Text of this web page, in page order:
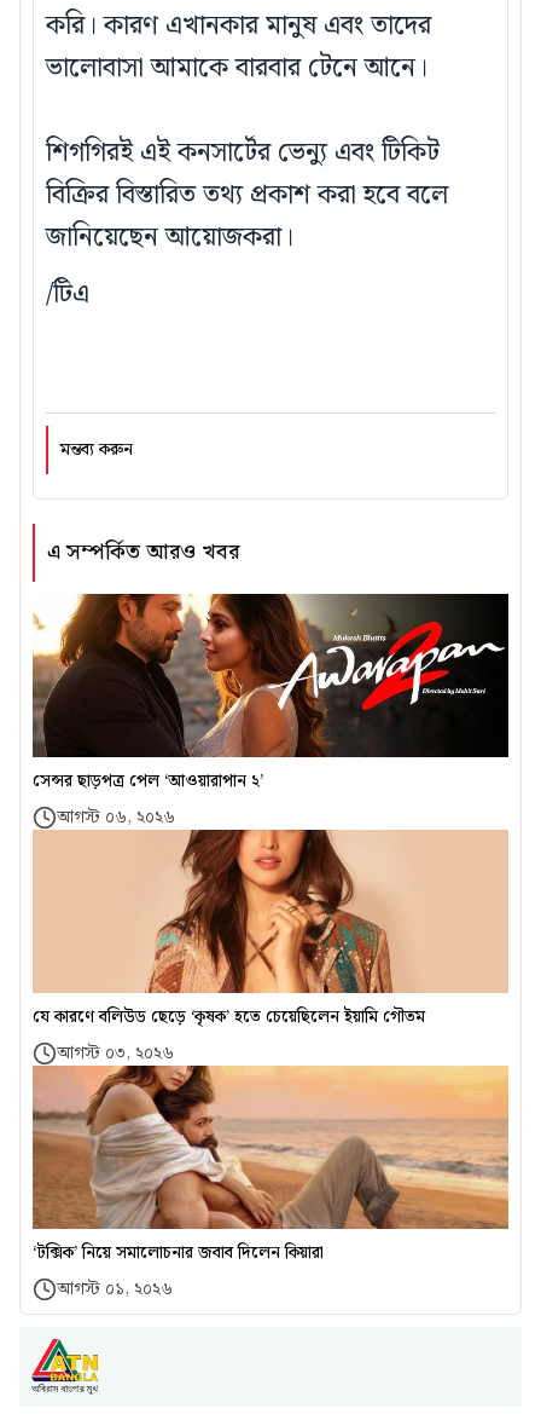
এ সম্পর্কিত আরও খবর
সেন্সর ছাড়পত্র পেল ‘আওয়ারাপান ২’
আগস্ট ০৬, ২০২৬
যে কারণে বলিউড ছেড়ে ‘কৃষক’ হতে চেয়েছিলেন ইয়ামি গৌতম
আগস্ট ০৩, ২০২৬
‘টক্সিক’ নিয়ে সমালোচনার জবাব দিলেন কিয়ারা
আগস্ট ০১, ২০২৬
করি। কারণ এখানকার মানুষ এবং তাদের
ভালোবাসা আমাকে বারবার টেনে আনে।
শিগগিরই এই কনসার্টের ভেন্যু এবং টিকিট
বিক্রির বিস্তারিত তথ্য প্রকাশ করা হবে বলে
জানিয়েছেন আয়োজকরা।
/টিএ
মন্তব্য করুন